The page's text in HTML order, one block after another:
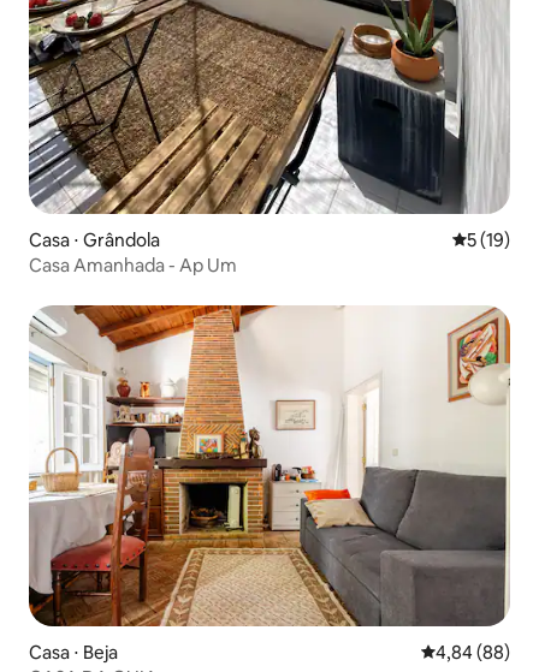
Casa ⋅ Grândola 5 de uma
5 (19)
Casa Amanhada - Ap Um
Casa ⋅ Beja 4,84 de uma
4,84 (88)